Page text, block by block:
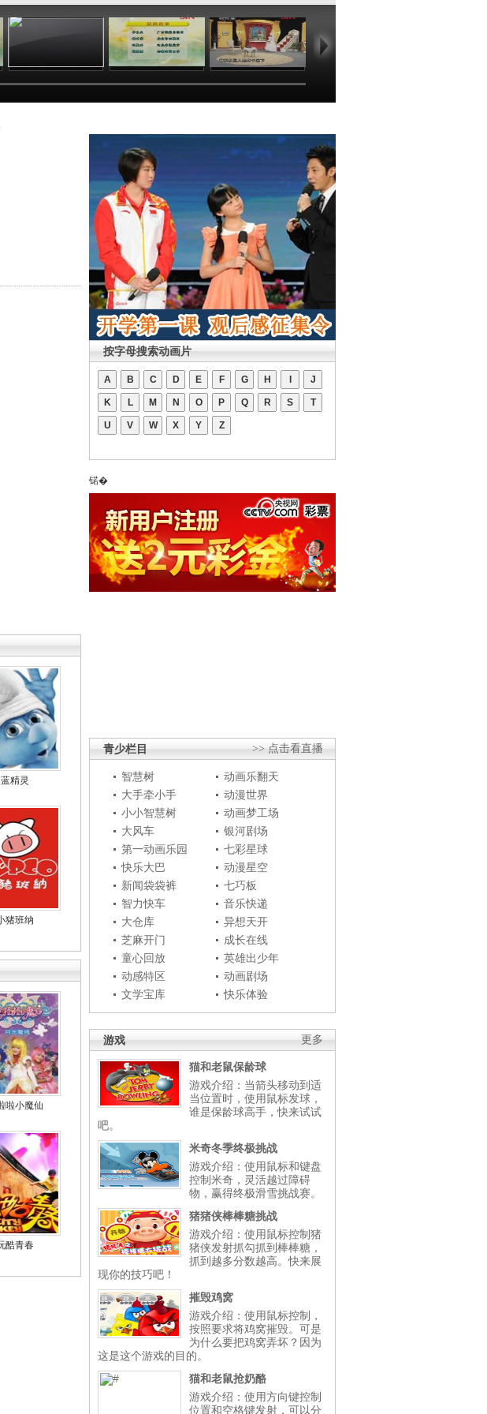
17:29 00:19 04:59
蓝精灵
猪班纳
啦小魔仙
酷青春
按字母搜索动画片
A B C D E F G H J
K L M N O P Q R S T
U V W X Y Z
锘�
>> 点击看直播
青少栏目
智慧树
动画乐翻天
大手牵小手
动漫世界
小小智慧树
动画梦工场
大风车
银河剧场
第一动画乐园
七彩星球
快乐大巴
动漫星空
新闻袋袋裤
七巧板
智力快车
音乐快递
大仓库
异想天开
芝麻开门
成长在线
童心回放
英雄出少年
动感特区
动画剧场
文学宝库
快乐体验
更多
游戏
猫和老鼠保龄球
游戏介绍：当箭头移动到适
当位置时，使用鼠标发球，
谁是保龄球高手，快来试试
吧。
米奇冬季终极挑战
游戏介绍：使用鼠标和键盘
控制米奇，灵活越过障碍
物，赢得终极滑雪挑战赛。
猪猪侠棒棒糖挑战
游戏介绍：使用鼠标控制猪
猪侠发射抓勾抓到棒棒糖，
抓到越多分数越高。快来展
现你的技巧吧！
摧毁鸡窝
游戏介绍：使用鼠标控制，
按照要求将鸡窝摧毁。可是
为什么要把鸡窝弄坏？因为
这是这个游戏的目的。
猫和老鼠抢奶酪
游戏介绍：使用方向键控制
位置和空格键发射，可以分